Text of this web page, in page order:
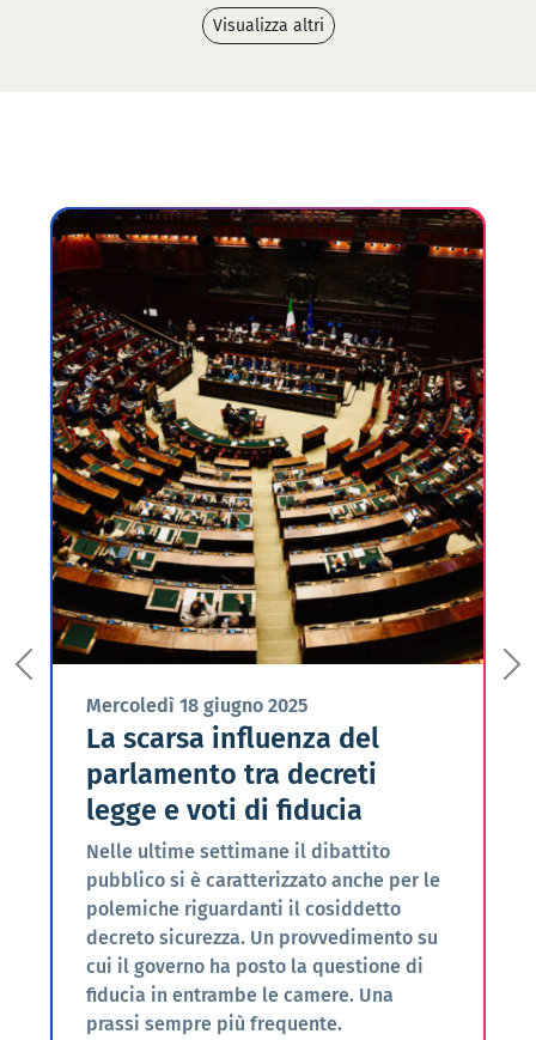
Visualizza altri
Mercoledì 18 giugno 2025
La scarsa influenza del
parlamento tra decreti
legge e voti di fiducia
Nelle ultime settimane il dibattito
pubblico si è caratterizzato anche per le
polemiche riguardanti il cosiddetto
decreto sicurezza. Un provvedimento su
cui il governo ha posto la questione di
fiducia in entrambe le camere. Una
prassi sempre più frequente.
Previous